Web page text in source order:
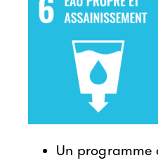
Un programme